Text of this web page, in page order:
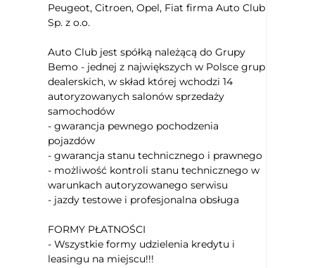
Peugeot, Citroen, Opel, Fiat firma Auto Club
Sp. z o.o.
Auto Club jest spółką należącą do Grupy
Bemo - jednej z największych w Polsce grup
dealerskich, w skład której wchodzi 14
autoryzowanych salonów sprzedaży
samochodów
- gwarancja pewnego pochodzenia
pojazdów
- gwarancja stanu technicznego i prawnego
- możliwość kontroli stanu technicznego w
warunkach autoryzowanego serwisu
- jazdy testowe i profesjonalna obsługa
FORMY PŁATNOŚCI
- Wszystkie formy udzielenia kredytu i
leasingu na miejscu!!!